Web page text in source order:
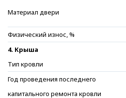
Материал двери
Физический износ, %
4. Крыша
Тип кровли
Год проведения последнего
капитального ремонта кровли